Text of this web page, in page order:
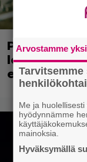
Päivällä
lopputyöstä
ehdokas –
Arvostamme
Me ja
hyödynnämme
mainoksia.
Hyväksymällä